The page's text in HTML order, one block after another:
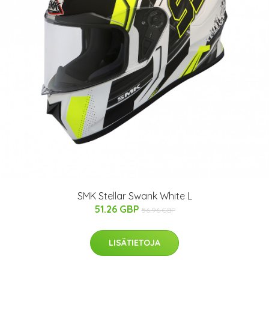
SMK Stellar Swank White L
51.26 GBP 56.96 GBP
LISÄTIETOJA